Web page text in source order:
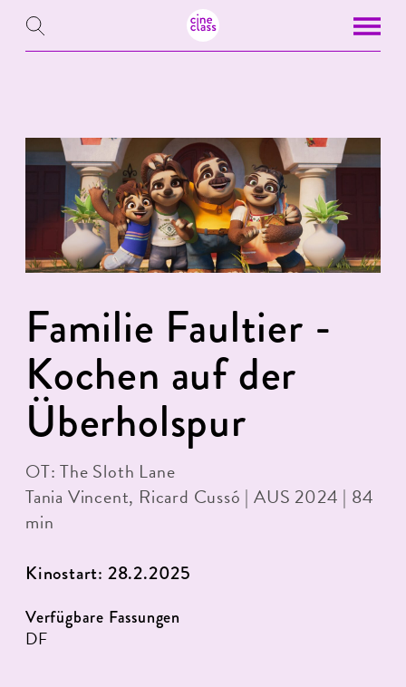
Familie Faultier -
Kochen auf der
Überholspur
OT: The Sloth Lane
Tania Vincent, Ricard Cussó | AUS 2024 | 84
min
Kinostart: 28.2.2025
Verfügbare Fassungen
DF